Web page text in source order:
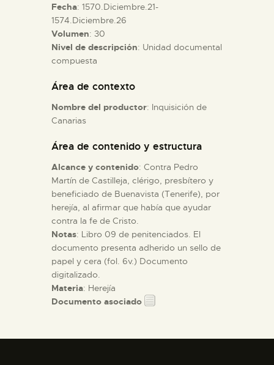
EL MUSEO
COLECCIONES
DIDÁCTICA
ESPAÑOL
Fecha: 1570.Diciembre.21-
1574.Diciembre.26
Volumen: 30
Nivel de descripción: Unidad documental
compuesta
Área de contexto
Nombre del productor: Inquisición de
Canarias
Área de contenido y estructura
Alcance y contenido: Contra Pedro
Martín de Castilleja, clérigo, presbítero y
beneficiado de Buenavista (Tenerife), por
herejía, al afirmar que había que ayudar
contra la fe de Cristo.
Notas: Libro 09 de penitenciados. El
documento presenta adherido un sello de
papel y cera (fol. 6v.) Documento
digitalizado.
Materia: Herejía
Documento asociado